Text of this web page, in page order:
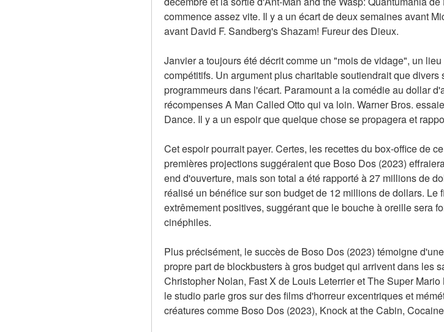
commence assez vite. Il y a un écart de deux semaines avant
avant David F. Sandberg's Shazam! Fureur des Dieux.
Janvier a toujours été décrit comme un "mois de vidage", un
compétitifs. Un argument plus charitable soutiendrait que
programmeurs dans l'écart. Paramount a la comédie au dollar
récompenses A Man Called Otto qui va loin. Warner Bros.
Dance. Il y a un espoir que quelque chose se propagera et
Cet espoir pourrait payer. Certes, les recettes du box-office de
premières projections suggéraient que Boso Dos (2023)
end d'ouverture, mais son total a été rapporté à 27 millions de
réalisé un bénéfice sur son budget de 12 millions de dollars.
extrêmement positives, suggérant que le bouche à oreille sera
cinéphiles.
Plus précisément, le succès de Boso Dos (2023) témoigne
propre part de blockbusters à gros budget qui arrivent dans les
Christopher Nolan, Fast X de Louis Leterrier et The Super
le studio parie gros sur des films d'horreur excentriques et
créatures comme Boso Dos (2023), Knock at the Cabin,